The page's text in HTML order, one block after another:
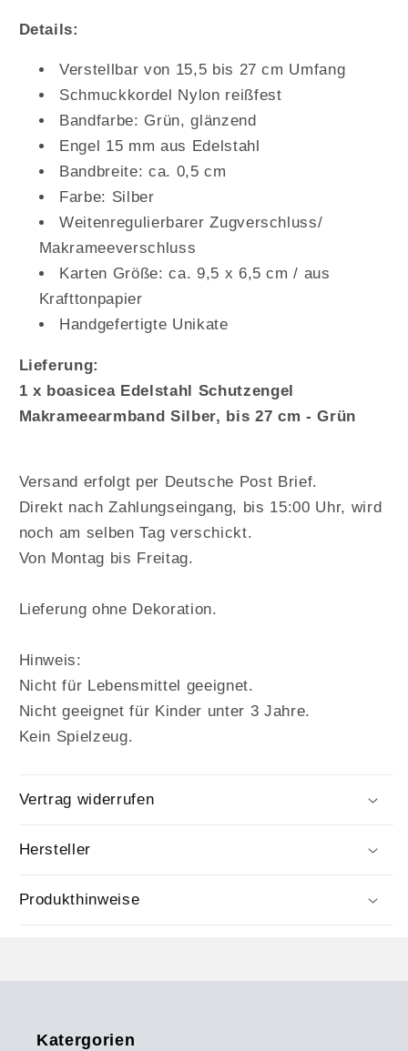
Details:
Verstellbar von 15,5 bis 27 cm Umfang
Schmuckkordel Nylon reißfest
Bandfarbe: Grün, glänzend
Engel 15 mm aus Edelstahl
Bandbreite: ca. 0,5 cm
Farbe: Silber
Weitenregulierbarer Zugverschluss/
Makrameeverschluss
Karten Größe: ca. 9,5 x 6,5 cm / aus
Krafttonpapier
Handgefertigte Unikate
Lieferung:
1 x boasicea Edelstahl Schutzengel
Makrameearmband Silber, bis 27 cm - Grün
Versand erfolgt per Deutsche Post Brief.
Direkt nach Zahlungseingang, bis 15:00 Uhr, wird
noch am selben Tag verschickt.
Von Montag bis Freitag.
Lieferung ohne Dekoration.
Hinweis:
Nicht für Lebensmittel geeignet.
Nicht geeignet für Kinder unter 3 Jahre.
Kein Spielzeug.
Vertrag widerrufen
Hersteller
Produkthinweise
Katergorien